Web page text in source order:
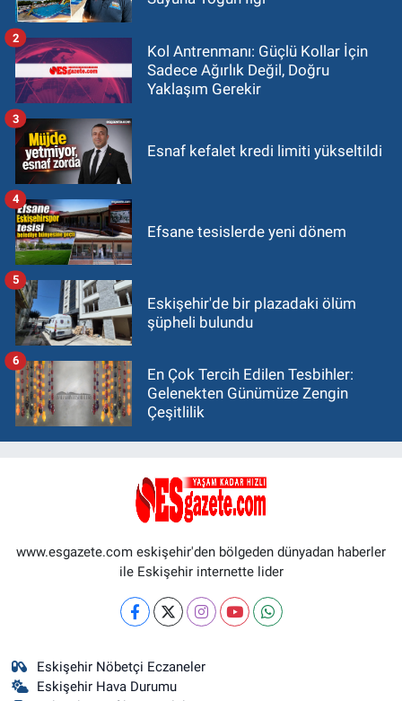
Kol Antrenmanı: Güçlü Kollar İçin
Sadece Ağırlık Değil, Doğru
Yaklaşım Gerekir
2
Esnaf kefalet kredi limiti yükseltildi
3
Efsane tesislerde yeni dönem
4
Eskişehir'de bir plazadaki ölüm
şüpheli bulundu
5
En Çok Tercih Edilen Tesbihler:
Gelenekten Günümüze Zengin
Çeşitlilik
6
www.esgazete.com eskişehir'den bölgeden dünyadan haberler
ile Eskişehir internette lider
Eskişehir Nöbetçi Eczaneler
Eskişehir Hava Durumu